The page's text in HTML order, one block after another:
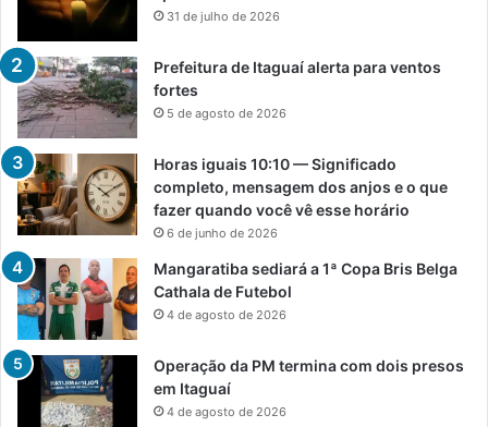
31 de julho de 2026
Prefeitura de Itaguaí alerta para ventos
fortes
5 de agosto de 2026
Horas iguais 10:10 — Significado
completo, mensagem dos anjos e o que
fazer quando você vê esse horário
6 de junho de 2026
Mangaratiba sediará a 1ª Copa Bris Belga
Cathala de Futebol
4 de agosto de 2026
Operação da PM termina com dois presos
em Itaguaí
4 de agosto de 2026